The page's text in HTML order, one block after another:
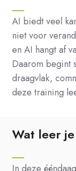
AI biedt veel
niet voor
en AI hangt af
Daarom begint
draagvlak,
deze training
Wat leer